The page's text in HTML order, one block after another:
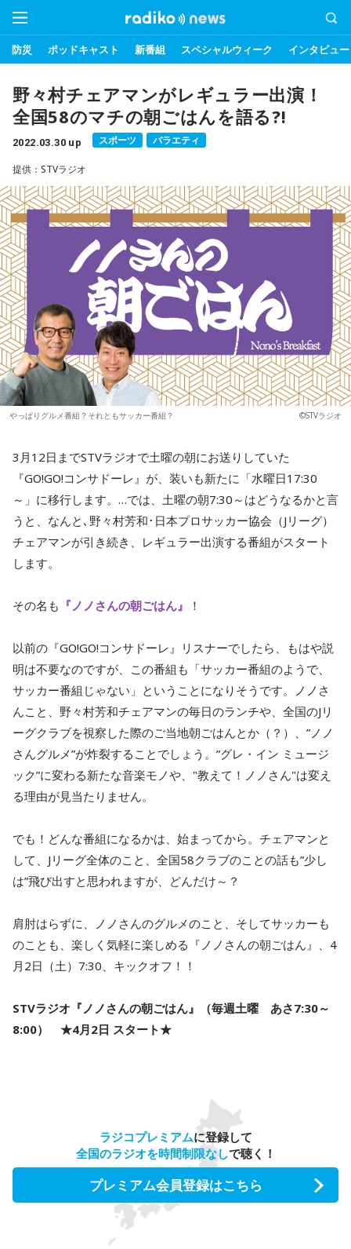
防災 ポッドキャスト 新番組 スペシャルウィーク インタビュー
野々村チェアマンがレギュラー出演！
全国58のマチの朝ごはんを語る?!
2022.03.30 up スポーツ バラエティ
提供：STVラジオ
やっぱりグルメ番組？それともサッカー番組？ ©STVラジオ
3月12日までSTVラジオで土曜の朝にお送りしていた
『GO!GO!コンサドーレ』が、装いも新たに「水曜日17:30
～」に移行します。…では、土曜の朝7:30～はどうなるかと言
うと、なんと､野々村芳和･日本プロサッカー協会（Jリーグ）
チェアマンが引き続き、レギュラー出演する番組がスタート
します。
その名も 『ノノさんの朝ごはん』 ！
以前の『GO!GO!コンサドーレ』リスナーでしたら、もはや説
明は不要なのですが、この番組も「サッカー番組のようで、
サッカー番組じゃない」ということになりそうです。ノノさ
んこと、野々村芳和チェアマンの毎日のランチや、全国のJリ
ーグクラブを視察した際のご当地朝ごはんとか（？）、”ノノ
さんグルメ”が炸裂することでしょう。”グレ・イン ミュージ
ック”に変わる新たな音楽モノや、"教えて！ノノさん"は変え
る理由が見当たりません。
でも！どんな番組になるかは、始まってから。チェアマンと
して、Jリーグ全体のこと、全国58クラブのことの話も”少し
は”飛び出すと思われますが、どんだけ～？
肩肘はらずに、ノノさんのグルメのこと、そしてサッカーも
のことも、楽しく気軽に楽しめる『ノノさんの朝ごはん』、4
月2日（土）7:30、キックオフ！！
STVラジオ『ノノさんの朝ごはん』（毎週土曜 あさ7:30～
8:00） ★4月2日 スタート★
ラジコプレミアムに登録して
全国のラジオを時間制限なしで聴く！
プレミアム会員登録はこちら